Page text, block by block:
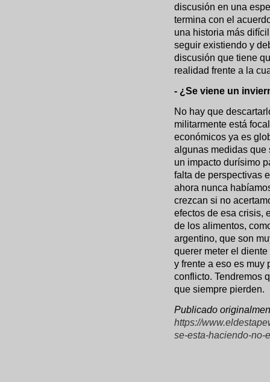
discusión en una
termina con el
una historia más
seguir existiendo y
discusión que tiene
realidad frente a la
- ¿Se viene un
No hay que
militarmente está
económicos ya es
algunas medidas que
un impacto durísimo
falta de perspectivas
ahora nunca
crezcan si no
efectos de esa crisis,
de los alimentos,
argentino, que son
querer meter el
y frente a eso es muy
conflicto. Tendremos
que siempre pierden.
Publicado
https://
se-esta-haciendo-no-